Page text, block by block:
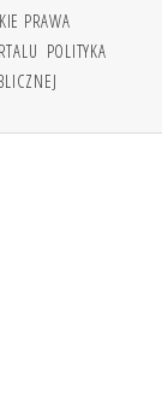
PRAWA
POLITYKA